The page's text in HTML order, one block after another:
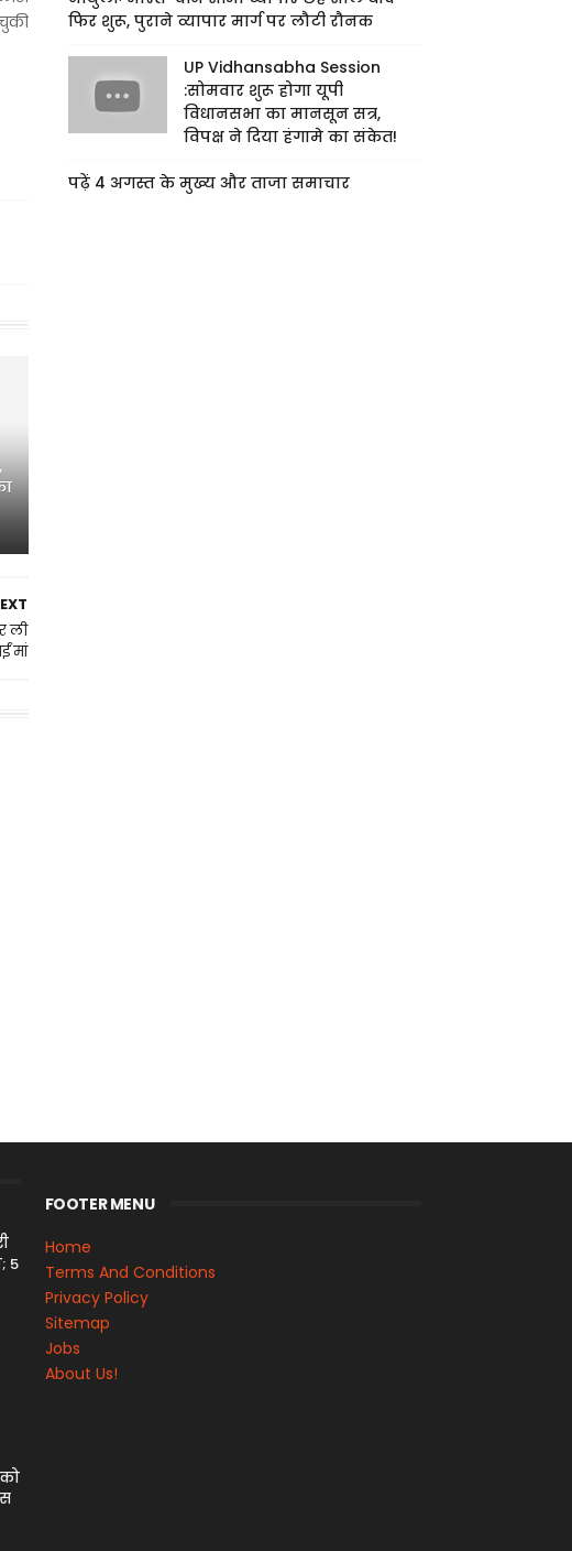
ली
मां
फिर शुरू, पुराने व्यापार मार्ग पर लौटी रौनक
UP Vidhansabha Session
:सोमवार शुरू होगा यूपी
विधानसभा का मानसून सत्र,
विपक्ष ने दिया हंगामे का संकेत!
पढ़ें 4 अगस्त के मुख्य और ताजा समाचार
5
FOOTER MENU
Home
Terms And Conditions
Privacy Policy
Sitemap
Jobs
About Us!